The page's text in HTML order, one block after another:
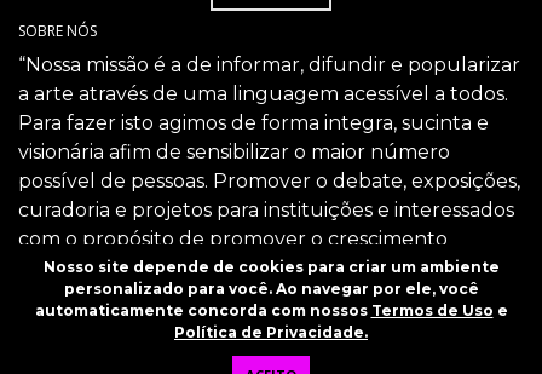
SOBRE NÓS
“Nossa missão é a de informar, difundir e popularizar
a arte através de uma linguagem acessível a todos.
Para fazer isto agimos de forma integra, sucinta e
visionária afim de sensibilizar o maior número
possível de pessoas. Promover o debate, exposições,
curadoria e projetos para instituições e interessados
com o propósito de promover o crescimento
intelectual da sociedade através da arte.”
SIGA-NOS
Nosso site depende de cookies para criar um ambiente
personalizado para você. Ao navegar por ele, você
automaticamente concorda com nossos Termos de Uso e
Política de Privacidade.